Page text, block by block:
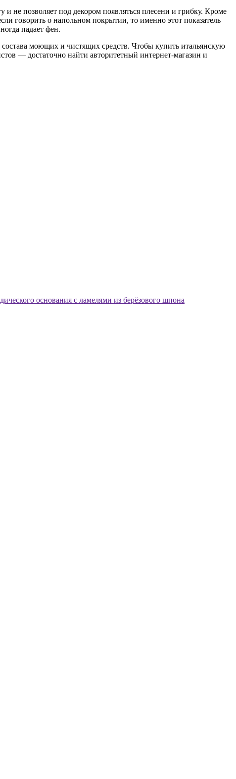
не позволяет под декором появляться плесени и грибку. Кроме
говорить о напольном покрытии, то именно этот показатель
падает фен.
моющих и чистящих средств. Чтобы купить итальянскую
— достаточно найти авторитетный интернет-магазин и
основания с ламелями из берёзового шпона